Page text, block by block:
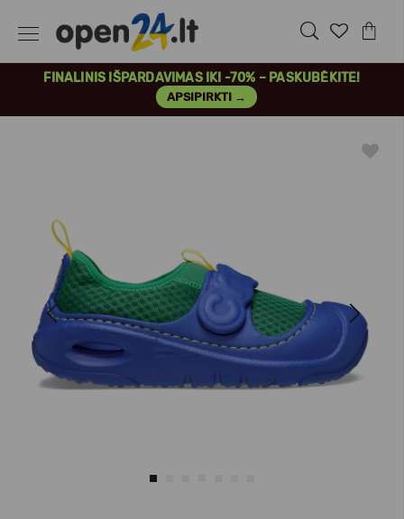
FINALINIS IŠPARDAVIMAS IKI -70% – PASKUBĖKITE!
APSIPIRKTI →
Previous Next